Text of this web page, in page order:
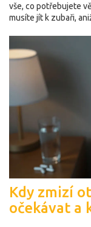
vše, co potřebujete
musíte jít k zubaři,
Kdy zmizí
očekávat a